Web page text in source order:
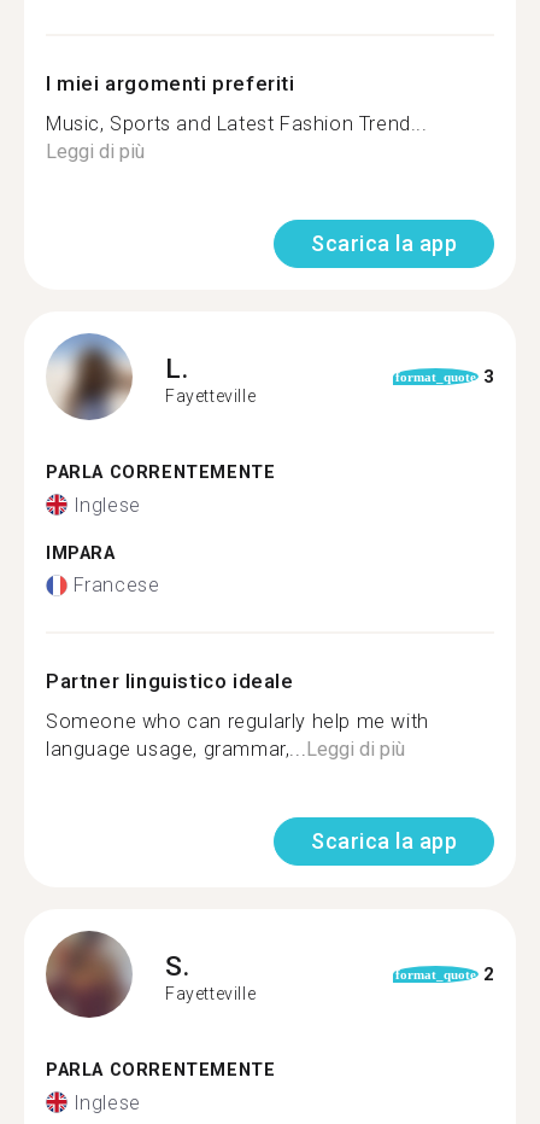
I miei argomenti preferiti
Music, Sports and Latest Fashion Trend...
Leggi di più
Scarica la app
L.
Fayetteville
format_quote 3
PARLA CORRENTEMENTE
Inglese
IMPARA
Francese
Partner linguistico ideale
Someone who can regularly help me with
language usage, grammar,...Leggi di più
Scarica la app
S.
Fayetteville
format_quote 2
PARLA CORRENTEMENTE
Inglese